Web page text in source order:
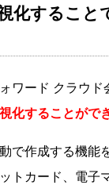
化すること
ワード クラウド
化することがで
で作成する機能
トカード、電子